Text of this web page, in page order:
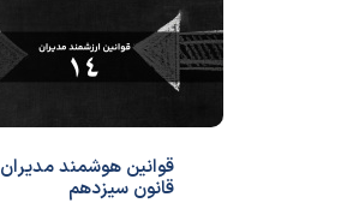
قوانین هوشمند مدیران
قانون سیزدهم